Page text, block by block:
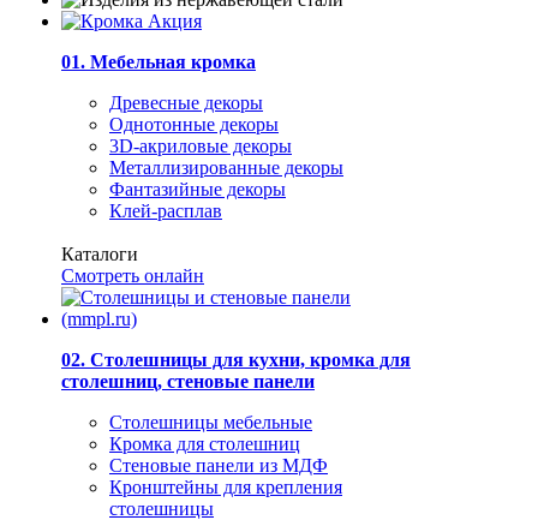
01. Мебельная кромка
Древесные декоры
Однотонные декоры
3D-акриловые декоры
Металлизированные декоры
Фантазийные декоры
Клей-расплав
Каталоги
Смотреть онлайн
02. Столешницы для кухни, кромка для
столешниц, стеновые панели
Столешницы мебельные
Кромка для столешниц
Стеновые панели из МДФ
Кронштейны для крепления
столешницы